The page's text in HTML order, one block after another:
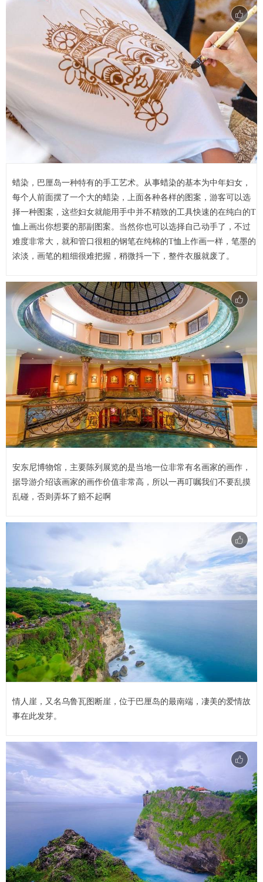
蜡染，巴厘岛一种特有的手工艺术。从事蜡染的基本为中年妇女，
每个人前面摆了一个大的蜡染，上面各种各样的图案，游客可以选
择一种图案，这些妇女就能用手中并不精致的工具快速的在纯白的T
恤上画出你想要的那副图案。当然你也可以选择自己动手了，不过
难度非常大，就和管口很粗的钢笔在纯棉的T恤上作画一样，笔墨的
浓淡，画笔的粗细很难把握，稍微抖一下，整件衣服就废了。
安东尼博物馆，主要陈列展览的是当地一位非常有名画家的画作，
据导游介绍该画家的画作价值非常高，所以一再叮嘱我们不要乱摸
乱碰，否则弄坏了赔不起啊
情人崖，又名乌鲁瓦图断崖，位于巴厘岛的最南端，凄美的爱情故
事在此发芽。